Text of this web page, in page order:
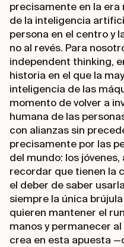
precisamente en la era
de la inteligencia
persona en el centro y
no al revés. Para
independent thinking,
historia en el que la
inteligencia de las
momento de volver a
humana de las
con alianzas sin
precisamente por las
del mundo: los
recordar que tienen la
el deber de saber
siempre la única
quieren mantener el
manos y permanecer
crea en esta apuesta